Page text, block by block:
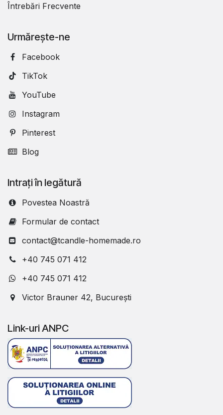
Întrebări Frecvente
Urmărește-ne
Facebook
TikTok
YouTube
Instagram
Pinterest
Blog
Intrați în legătură
Povestea Noastră
Formular de contact
contact@tcandle-homemade.ro
+40 745 071 412
+40 745 071 412
Victor Brauner 42, București
Link-uri ANPC